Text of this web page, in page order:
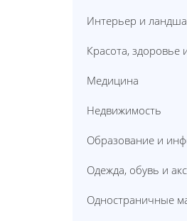
Интерьер и
Красота, здоровье
Медицина
Недвижимость
Образование и
Одежда, обувь и
Одностраничные